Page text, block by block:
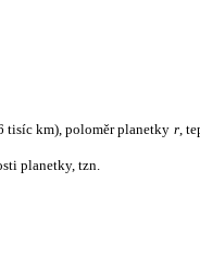
tisíc km), poloměr planetky r,
planetky, tzn.